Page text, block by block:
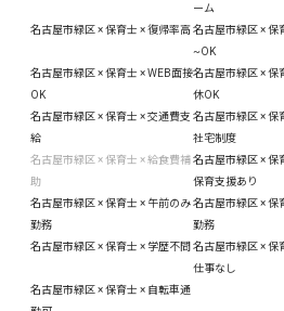
ーム
名古屋市緑区 × 保育士 × 復帰率高名古屋市緑区 × 保
~OK
名古屋市緑区 × 保育士 × WEB面接
OK
名古屋市緑区 × 保
休OK
名古屋市緑区 × 保育士 × 交通費支
給
名古屋市緑区 × 保
社宅制度
名古屋市緑区 × 保育士 × 給食費補
助
名古屋市緑区 × 保
保育支援あり
名古屋市緑区 × 保育士 × 午前のみ
勤務
名古屋市緑区 × 保
勤務
名古屋市緑区 × 保育士 × 学歴不問 名古屋市緑区 × 保
仕事なし
名古屋市緑区 × 保育士 × 自転車通